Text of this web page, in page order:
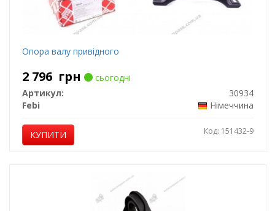
Опора валу привідного
2 796 грн
сьогодні
Артикул:
30934
Febi
Німеччина
КУПИТИ Код: 151432-9